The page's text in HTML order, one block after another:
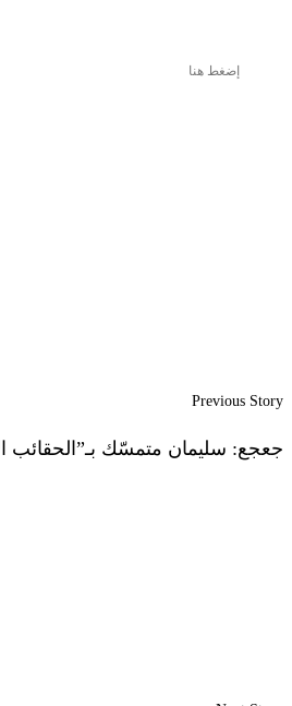
إضغط هنا
Previous Story
جعجع: سليمان متمسّك بـ”الحقائب